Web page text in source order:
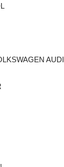
AUDI